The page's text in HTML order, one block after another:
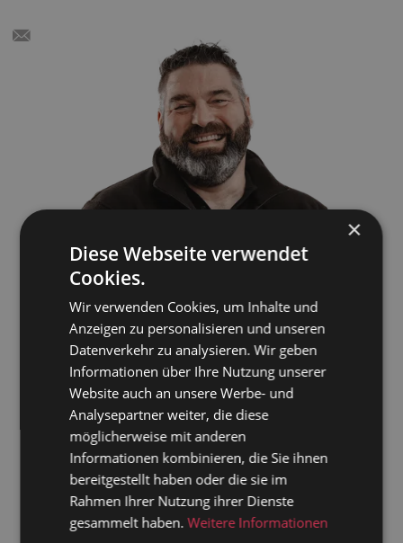
×
Diese Webseite verwendet
Cookies.
Wir verwenden Cookies, um Inhalte und
Anzeigen zu personalisieren und unseren
Datenverkehr zu analysieren. Wir geben
Informationen über Ihre Nutzung unserer
Website auch an unsere Werbe- und
Analysepartner weiter, die diese
möglicherweise mit anderen
Informationen kombinieren, die Sie ihnen
bereitgestellt haben oder die sie im
Rahmen Ihrer Nutzung ihrer Dienste
gesammelt haben.Weitere Informationen